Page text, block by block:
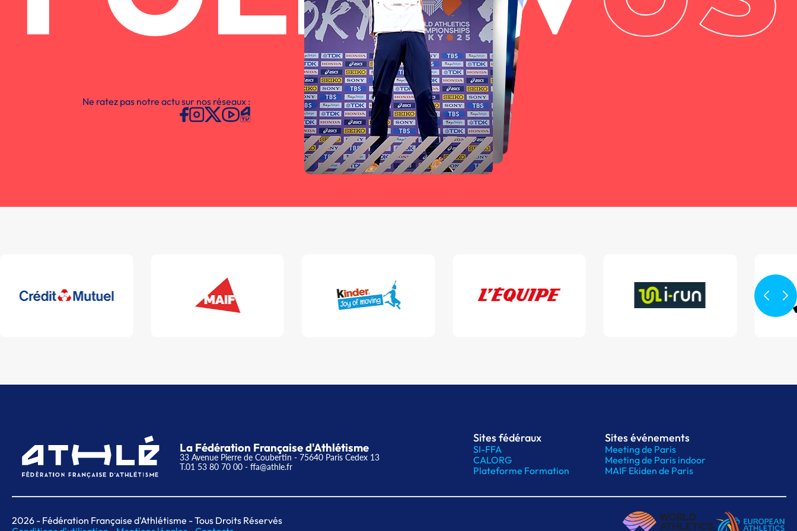
Ne ratez pas notre actu sur nos réseaux :
La Fédération Française d'Athlétisme
33 Avenue Pierre de Coubertin - 75640 Paris Cedex 13
T.01 53 80 70 00 - ffa@athle.fr
Sites fédéraux
SI-FFA
CALORG
Plateforme Formation
Sites événements
Meeting de Paris
Meeting de Paris indoor
MAIF Ekiden de Paris
2026 - Fédération Française d'Athlétisme - Tous Droits Réservés